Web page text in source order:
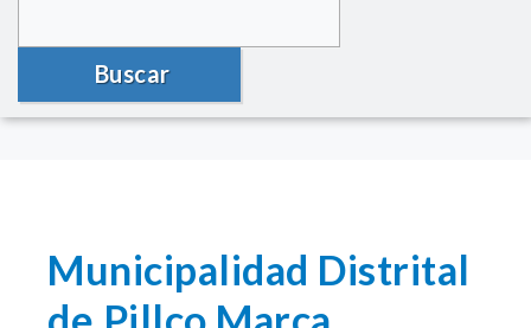
Buscar
Municipalidad Distrital